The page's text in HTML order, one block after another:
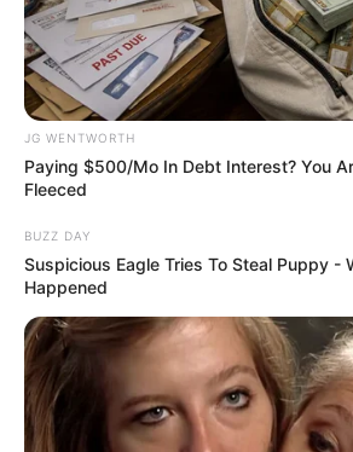
เช็กเลย ดวงพฤศจิกา
ครบทั้ง 12 ราศี โดย
เทวะ
อ.มิก พชร ทูตเทวะ ทำนายดวงรายเดื
พฤศจิกายน 2568 โชคชะตาของคุณใ
อย่างไร อ่านคำทำนายด้านล่างครับ
ชาวราศีเมษ (เกิดระหว่า
เมษายน ถึง 13 พฤษภา
JG WENTWORTH
Paying $500/Mo In Debt Interest? You
Fleeced
BUZZ DAY
Suspicious Eagle Tries To Steal Puppy -
Happened